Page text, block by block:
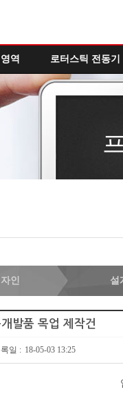
역 로터스틱 전동기
인 설
발품 목업 제작건
일 : 18-05-03 13:25